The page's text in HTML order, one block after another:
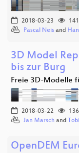
2018-03-23
141
Pascal Neis and
3D Model
bis zur Burg
Freie 3D-Modelle
2018-03-22
136
Jan Marsch and
OpenDEM